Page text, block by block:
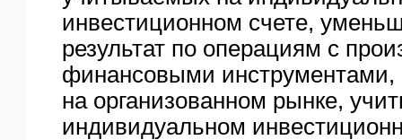
инвестиционном счете,
результат по операциям с
финансовыми
на организованном рынке,
индивидуальном